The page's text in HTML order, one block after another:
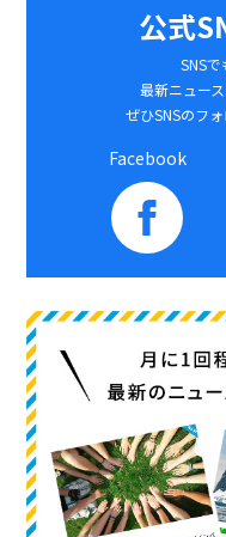
公式
SNS
最新ニュー
ぜひSNSのフ
Facebook